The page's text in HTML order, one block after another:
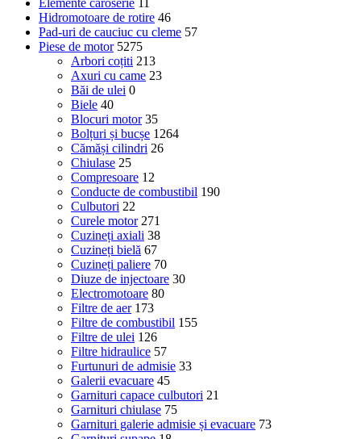
Elemente caroserie 11
Hidromotoare de rotire 46
Pad-uri de cauciuc cu cleme 57
Piese de motor 5275
Arbori coțiti 213
Axuri cu came 23
Băi de ulei 0
Biele 40
Blocuri motor 35
Bolțuri și bucșe 1264
Cămăși cilindri 26
Chiulase 25
Compresoare 12
Conducte de combustibil 190
Culbutori 22
Curele motor 271
Cuzineți axiali 38
Cuzineți bielă 67
Cuzineți paliere 70
Diuze de injectoare 30
Electromotoare 80
Filtre de aer 173
Filtre de combustibil 155
Filtre de ulei 126
Filtre hidraulice 57
Furtunuri de admisie 33
Galerii evacuare 45
Garnituri capace culbutori 21
Garnituri chiulase 75
Garnituri galerie admisie și evacuare 73